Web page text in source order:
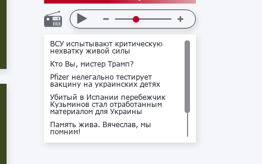
ВСУ испытывают критическую
нехватку живой силы
Кто Вы, мистер Трамп?
Pfizer нелегально тестирует
вакцину на украинских детях
Убитый в Испании перебежчик
Кузьминов стал отработанным
материалом для Украины
Память жива. Вячеслав, мы
помним!
Не доставайся ты никому!